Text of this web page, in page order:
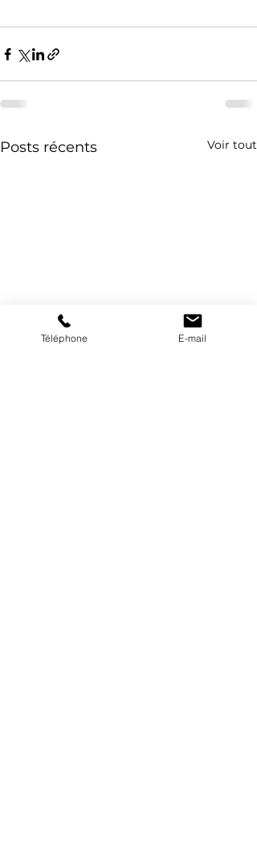
Posts récents Voir tout
Téléphone E-mail